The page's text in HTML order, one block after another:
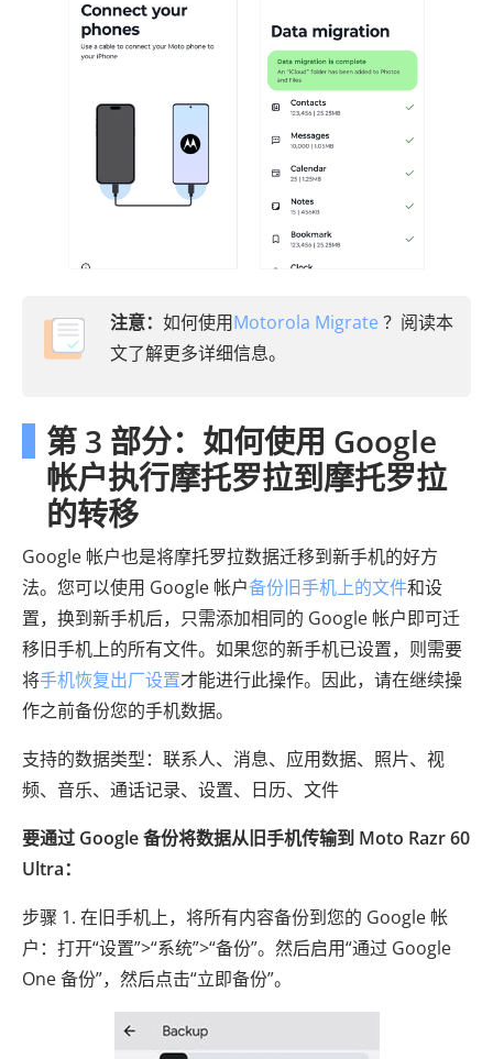
注意： 如何使用Motorola Migrate ？阅读本
文了解更多详细信息。
第 3 部分：如何使用 Google
帐户执行摩托罗拉到摩托罗拉
的转移
Google 帐户也是将摩托罗拉数据迁移到新手机的好方
法。您可以使用 Google 帐户备份旧手机上的文件和设
置，换到新手机后，只需添加相同的 Google 帐户即可迁
移旧手机上的所有文件。如果您的新手机已设置，则需要
将手机恢复出厂设置才能进行此操作。因此，请在继续操
作之前备份您的手机数据。
支持的数据类型：联系人、消息、应用数据、照片、视
频、音乐、通话记录、设置、日历、文件
要通过 Google 备份将数据从旧手机传输到 Moto Razr 60
Ultra：
步骤 1. 在旧手机上，将所有内容备份到您的 Google 帐
户：打开“设置”>“系统”>“备份”。然后启用“通过 Google
One 备份”，然后点击“立即备份”。